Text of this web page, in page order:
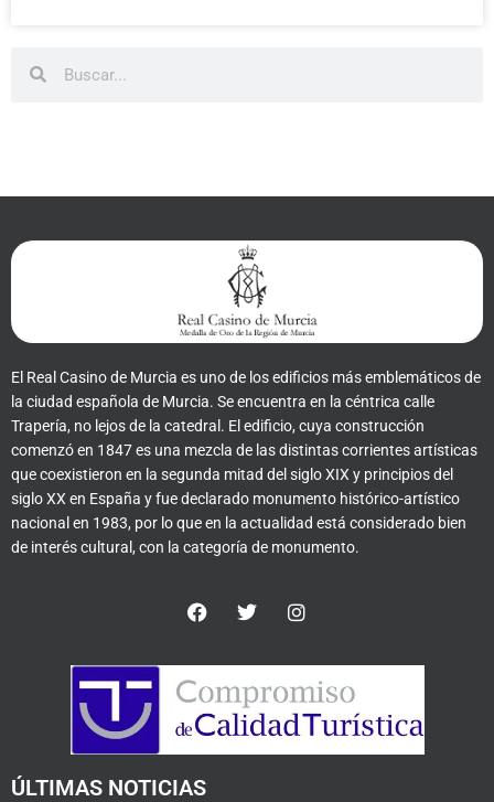
El Real Casino de Murcia es uno de los edificios más emblemáticos de
la ciudad española de Murcia. Se encuentra en la céntrica calle
Trapería, no lejos de la catedral. El edificio, cuya construcción
comenzó en 1847 es una mezcla de las distintas corrientes artísticas
que coexistieron en la segunda mitad del siglo XIX y principios del
siglo XX en España y fue declarado monumento histórico-artístico
nacional en 1983, por lo que en la actualidad está considerado bien
de interés cultural, con la categoría de monumento.
F
a
e
b
o
o
k
T
w
t
e
r
I
n
t
g
r
a
m
ÚLTIMAS NOTICIAS